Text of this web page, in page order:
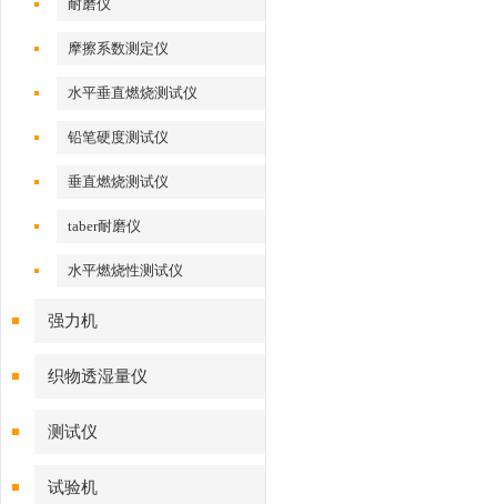
耐磨仪
摩擦系数测定仪
水平垂直燃烧测试仪
铅笔硬度测试仪
垂直燃烧测试仪
taber耐磨仪
水平燃烧性测试仪
强力机
织物透湿量仪
测试仪
试验机